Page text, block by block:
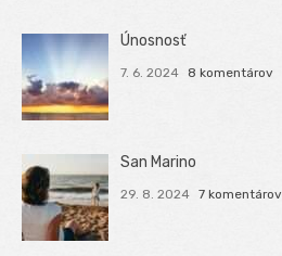
Únosnosť
7. 6. 2024 8 komentárov
San Marino
29. 8. 2024 7 komentárov